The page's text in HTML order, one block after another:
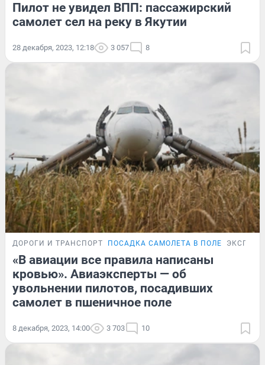
Пилот не увидел ВПП: пассажирский
самолет сел на реку в Якутии
28 декабря, 2023, 12:18 3 057 8
ДОРОГИ И ТРАНСПОРТ ПОСАДКА САМОЛЕТА В ПОЛЕ ЭКСПЕРТ
«В авиации все правила написаны
кровью». Авиаэксперты — об
увольнении пилотов, посадивших
самолет в пшеничное поле
8 декабря, 2023, 14:00 3 703 10